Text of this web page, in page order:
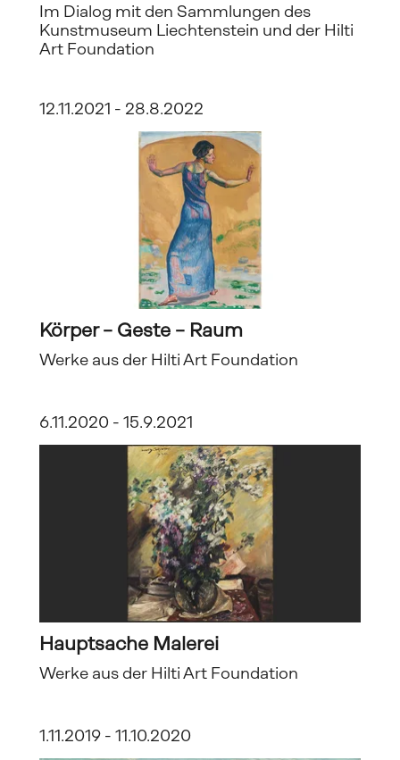
Im Dialog mit den Sammlungen des
Kunstmuseum Liechtenstein und der Hilti
Art Foundation
12.11.2021 - 28.8.2022
Körper – Geste – Raum
Werke aus der Hilti Art Foundation
6.11.2020 - 15.9.2021
Hauptsache Malerei
Werke aus der Hilti Art Foundation
1.11.2019 - 11.10.2020